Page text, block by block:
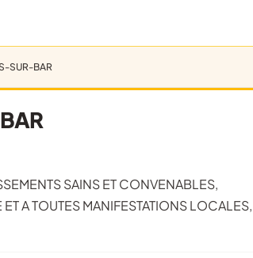
SUR-BAR
A TOUTES MANIFESTATIONS LOCALES,